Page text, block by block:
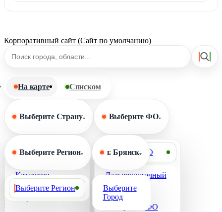
Корпоративный сайт (Сайт по умолчанию)
На карте Списком
Выберите Страну
Выберите Страну
Казахстан
Кыргызстан
Выберите ФО
Выберите ФО
Дальневосточный
ФО
Сибирский ФО
Выберите Регион
Выберите Регион
г. Брянск
Выберите
Город
загрузка карты...